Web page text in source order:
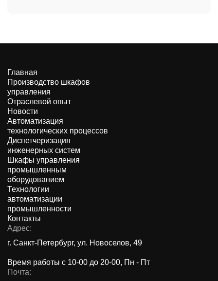
Главная
Производство шкафов
управления
Отраслевой опыт
Новости
Автоматизация
технологических процессов
Диспетчеризация
инженерных систем
Шкафы управления
промышленным
оборудованием
Технологии
автоматизации
промышленности
Контакты
Адрес:
г. Санкт-Петербург, ул. Новоселов, 49
Время работы с 10-00 до 20-00, Пн - Пт
Почта: